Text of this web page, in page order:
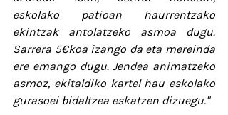
eskolako patioan haurrentzako
ekintzak antolatzeko asmoa dugu.
Sarrera 5€koa izango da eta mereinda
ere emango dugu. Jendea animatzeko
asmoz, ekitaldiko kartel hau eskolako
gurasoei bidaltzea eskatzen dizuegu."